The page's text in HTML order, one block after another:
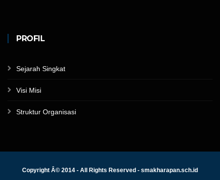
PROFIL
Sejarah Singkat
Visi Misi
Struktur Organisasi
Copyright Â© 2014 - All Rights Reserved - smakharapan.sch.id